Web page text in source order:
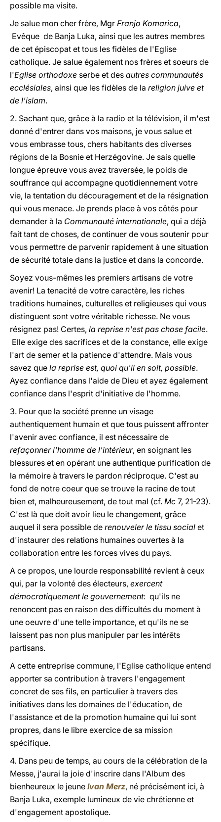
possible ma visite.
Je salue mon cher frère, Mgr Franjo Komarica,
Evêque de Banja Luka, ainsi que les autres membres
de cet épiscopat et tous les fidèles de l'Eglise
catholique. Je salue également nos frères et soeurs de
l'Eglise orthodoxe serbe et des autres communautés
ecclésiales, ainsi que les fidèles de la religion juive et
de l'islam.
2. Sachant que, grâce à la radio et la télévision, il m'est
donné d'entrer dans vos maisons, je vous salue et
vous embrasse tous, chers habitants des diverses
régions de la Bosnie et Herzégovine. Je sais quelle
longue épreuve vous avez traversée, le poids de
souffrance qui accompagne quotidiennement votre
vie, la tentation du découragement et de la résignation
qui vous menace. Je prends place à vos côtés pour
demander à la Communauté internationale, qui a déjà
fait tant de choses, de continuer de vous soutenir pour
vous permettre de parvenir rapidement à une situation
de sécurité totale dans la justice et dans la concorde.
Soyez vous-mêmes les premiers artisans de votre
avenir! La tenacité de votre caractère, les riches
traditions humaines, culturelles et religieuses qui vous
distinguent sont votre véritable richesse. Ne vous
résignez pas! Certes, la reprise n'est pas chose facile.
Elle exige des sacrifices et de la constance, elle exige
l'art de semer et la patience d'attendre. Mais vous
savez que la reprise est, quoi qu'il en soit, possible.
Ayez confiance dans l'aide de Dieu et ayez également
confiance dans l'esprit d'initiative de l'homme.
3. Pour que la société prenne un visage
authentiquement humain et que tous puissent affronter
l'avenir avec confiance, il est nécessaire de
refaçonner l'homme de l'intérieur, en soignant les
blessures et en opérant une authentique purification de
la mémoire à travers le pardon réciproque. C'est au
fond de notre coeur que se trouve la racine de tout
bien et, malheureusement, de tout mal (cf. Mc 7, 21-23).
C'est là que doit avoir lieu le changement, grâce
auquel il sera possible de renouveler le tissu social et
d'instaurer des relations humaines ouvertes à la
collaboration entre les forces vives du pays.
A ce propos, une lourde responsabilité revient à ceux
qui, par la volonté des électeurs, exercent
démocratiquement le gouvernement: qu'ils ne
renoncent pas en raison des difficultés du moment à
une oeuvre d'une telle importance, et qu'ils ne se
laissent pas non plus manipuler par les intérêts
partisans.
A cette entreprise commune, l'Eglise catholique entend
apporter sa contribution à travers l'engagement
concret de ses fils, en particulier à travers des
initiatives dans les domaines de l'éducation, de
l'assistance et de la promotion humaine qui lui sont
propres, dans le libre exercice de sa mission
spécifique.
4. Dans peu de temps, au cours de la célébration de la
Messe, j'aurai la joie d'inscrire dans l'Album des
bienheureux le jeune Ivan Merz, né précisément ici, à
Banja Luka, exemple lumineux de vie chrétienne et
d'engagement apostolique.